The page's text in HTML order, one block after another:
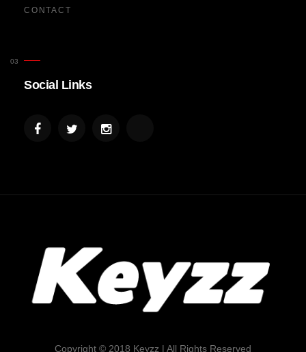
CONTACT
Social Links
Copyright © 2018 Keyzz | All Rights Reserved